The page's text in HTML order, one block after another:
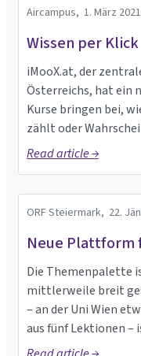
Aircampus, 1. März 2021
Wissen per Klick
iMooX.at, der
Österreichs, hat ein
Kurse bringen bei,
zählt oder
Read article →
ORF Steiermark, 22.
Neue Plattform
Die Themenpalette
mittlerweile breit
– an der Uni Wien
aus fünf Lektionen